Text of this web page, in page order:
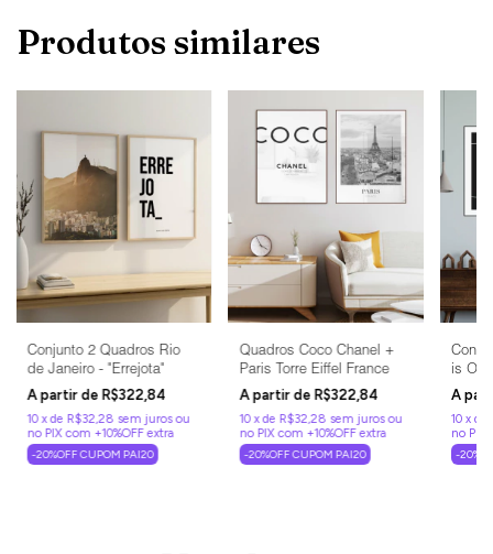
Produtos similares
Conjunto 2 Quadros Rio
de Janeiro - "Errejota"
R$322,84
10 xde R$32,28 sem juros
-20%OFF CUPOM PAI20
Quadros Coco Chanel +
Paris Torre Eiffel France
R$322,84
10 xde R$32,28 sem juros
-20%OFF CUPOM PAI20
is
10 x de
-